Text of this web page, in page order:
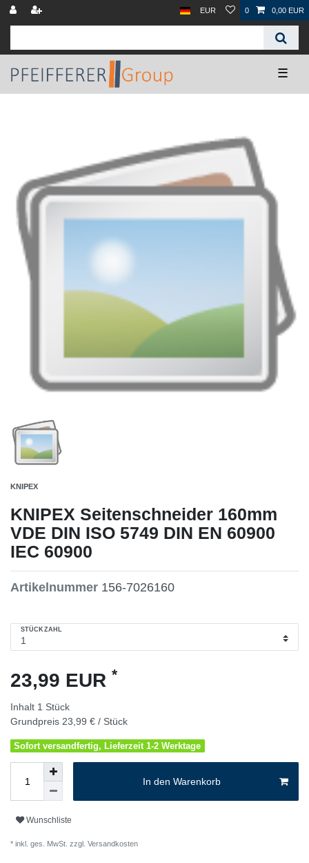
EUR 0 0,00 EUR
☰
KNIPEX
KNIPEX Seitenschneider 160mm
VDE DIN ISO 5749 DIN EN 60900
IEC 60900
Artikelnummer 156-7026160
STÜCKZAHL
23,99 EUR *
Inhalt 1 Stück
Grundpreis 23,99 € / Stück
Sofort versandfertig, Lieferzeit 1-2 Werktage
In den Warenkorb
Wunschliste
* inkl. ges. MwSt. zzgl. Versandkosten